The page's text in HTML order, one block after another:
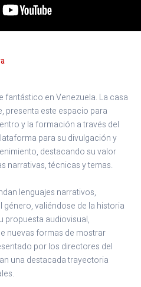
fantástico en Venezuela. La casa
presenta este espacio para
y la formación a través del
para su divulgación y
destacando su valor
narrativas, técnicas y temas.
lenguajes narrativos,
valiéndose de la historia
propuesta audiovisual,
nuevas formas de mostrar
por los directores del
una destacada trayectoria